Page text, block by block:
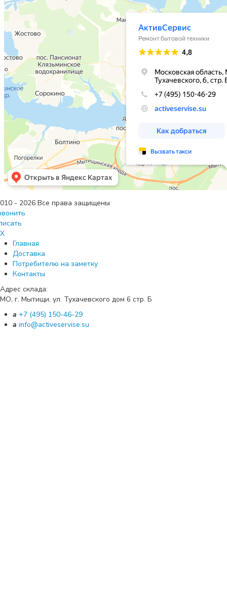
- 2026 Все права защищены
X
Главная
Доставка
Потребителю на заметку
Контакты
Адрес склада:
МО, г. Мытищи. ул. Тухачевского дом 6 стр. Б
a +7 (495) 150-46-29
a info@activeservise.su